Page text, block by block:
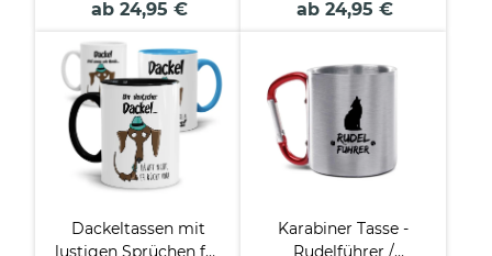
ab 24,95 € ab 24,95 €
Dackeltassen mit
lustigen Sprüchen für
Karabiner Tasse -
Rudelführer /